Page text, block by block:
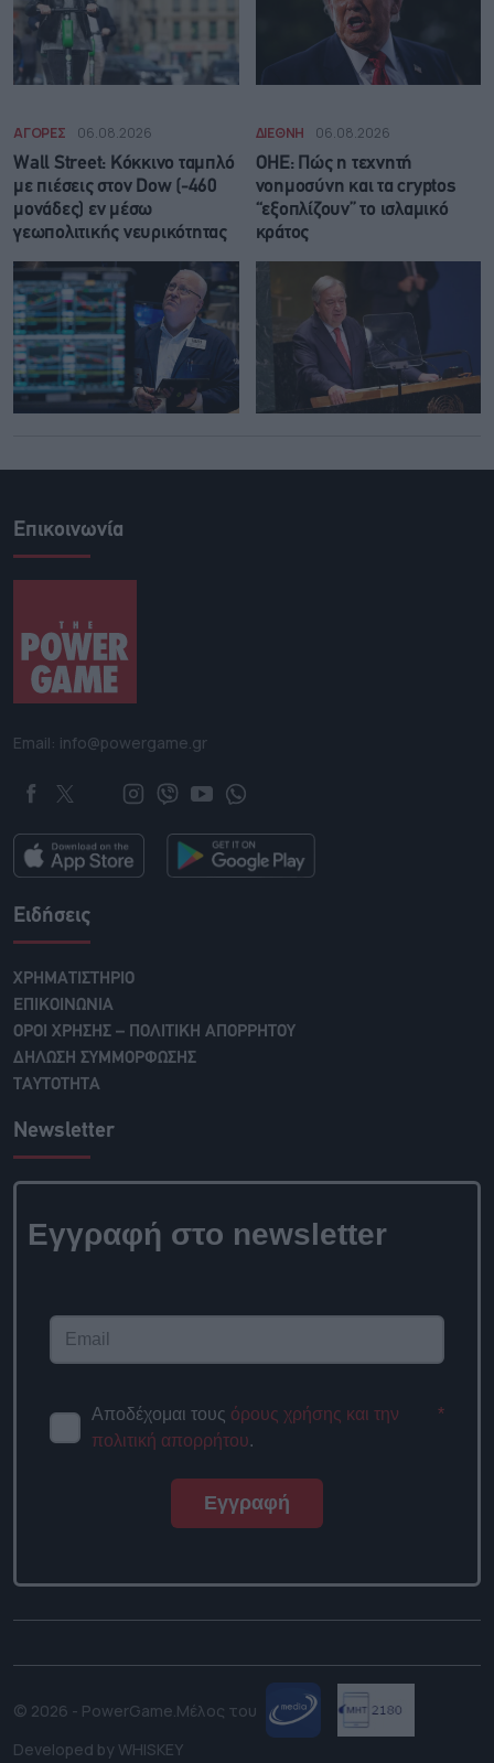
ΑΓΟΡΕΣ 06.08.2026
Wall Street: Κόκκινο ταμπλό
με πιέσεις στον Dow (-460
μονάδες) εν μέσω
γεωπολιτικής νευρικότητας
ΔΙΕΘΝΗ 06.08.2026
ΟΗΕ: Πώς η τεχνητή
νοημοσύνη και τα cryptos
“εξοπλίζουν” το ισλαμικό
κράτος
Επικοινωνία
Email: info@powergame.gr
Ειδήσεις
ΧΡΗΜΑΤΙΣΤΗΡΙΟ
ΕΠΙΚΟΙΝΩΝΙΑ
ΟΡΟΙ ΧΡΗΣΗΣ – ΠΟΛΙΤΙΚΗ ΑΠΟΡΡΗΤΟΥ
ΔΗΛΩΣΗ ΣΥΜΜΟΡΦΩΣΗΣ
ΤΑΥΤΟΤΗΤΑ
Newsletter
Εγγραφή στο newsletter
Αποδέχομαι τους όρους χρήσης και την
πολιτική απορρήτου.
*
Εγγραφή
© 2026 - PowerGame. Μέλος του
Developed by WHISKEY